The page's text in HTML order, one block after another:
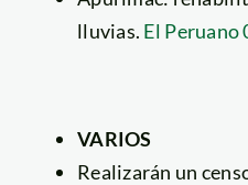
lluvias. El
VARIOS
Realizarán un